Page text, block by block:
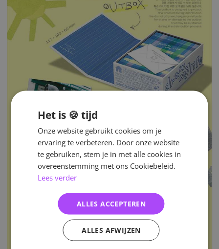
Het is 🍪 tijd
Onze website gebruikt cookies om je
ervaring te verbeteren. Door onze website
te gebruiken, stem je in met alle cookies in
overeenstemming met ons Cookiebeleid.
Lees verder
ALLES ACCEPTEREN
ALLES AFWIJZEN